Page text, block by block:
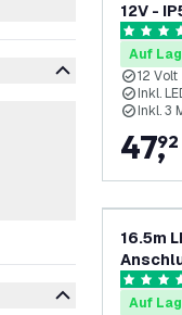
12V -
LEDs -
4.6
Auf
12 Volt
Inkl.
Inkl. 3
47,
92
16.5m
IP54 -
G40 -
4.6
Auf